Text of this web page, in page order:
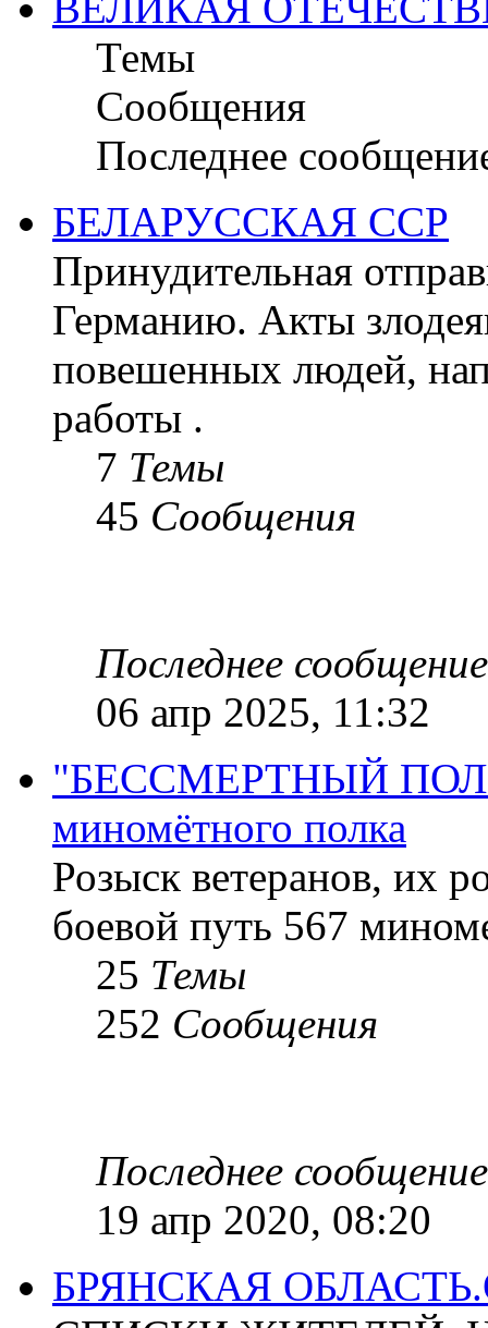
Темы
Сообщения
Последнее
БЕЛАРУССКАЯ ССР
Принудительная
Германию. Акты
повешенных людей,
работы .
7 Темы
45 Сообщения
Последнее сообщение
06 апр 2025, 11:32
"БЕССМЕРТНЫЙ ПОЛК
миномётного полка
Розыск ветеранов, их
боевой путь 567
25 Темы
252 Сообщения
Последнее сообщение
19 апр 2020, 08:20
БРЯНСКАЯ